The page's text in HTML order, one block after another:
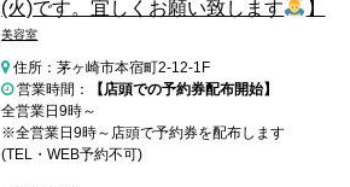
(火)です。宜しくお願い致します 】
美容室
住所：茅ヶ崎市本宿町2-12-1F
営業時間：
【店頭での予約券配布開始】
全営業日9時～
※全営業日9時～店頭で予約券を配布します
(TEL・WEB予約不可)